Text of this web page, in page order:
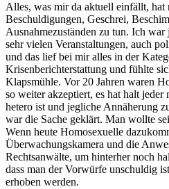
Alles, was mir da aktuell einfällt, hat
Beschuldigungen, Geschrei,
Ausnahmezuständen zu tun. Ich war
sehr vielen Veranstaltungen, auch
und das lief bei mir alles in der
Krisenberichterstattung und fühlte
Klapsmühle. Vor 20 Jahren waren
so weiter akzeptiert, es hat halt jeder
hetero ist und jegliche Annäherung
war die Sache geklärt. Man wollte
Wenn heute Homosexuelle
Überwachungskamera und die
Rechtsanwälte, um hinterher noch
dass man der Vorwürfe unschuldig
erhoben werden.